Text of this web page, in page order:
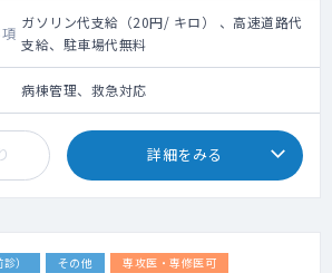
ガソリン代支給（20円/ キロ） 、高速道路代
支給、駐車場代無料
病棟管理、救急対応
詳細をみる
） その他 専攻医・専修医可